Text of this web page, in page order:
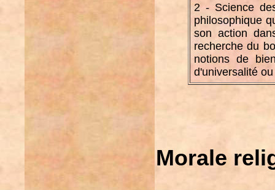
2 - Science
philosophique
son action
recherche du
notions de
d'universalité
Morale